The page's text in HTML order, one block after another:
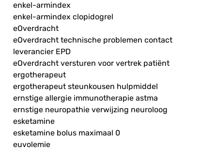
enkel-armindex
enkel-armindex clopidogrel
eOverdracht
eOverdracht technische problemen contact
leverancier EPD
eOverdracht versturen voor vertrek patiënt
ergotherapeut
ergotherapeut steunkousen hulpmiddel
ernstige allergie immunotherapie astma
ernstige neuropathie verwijzing neuroloog
esketamine
esketamine bolus maximaal 0
euvolemie